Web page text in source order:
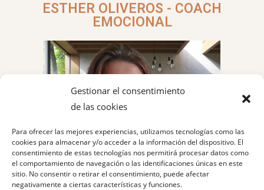
Gestionar el consentimiento
de las cookies
Para ofrecer las mejores experiencias, utilizamos tecnologías como las
cookies para almacenar y/o acceder a la información del dispositivo. El
consentimiento de estas tecnologías nos permitirá procesar datos como
el comportamiento de navegación o las identificaciones únicas en este
sitio. No consentir o retirar el consentimiento, puede afectar
negativamente a ciertas características y funciones.
ESTHER OLIVEROS - COACH
EMOCIONAL